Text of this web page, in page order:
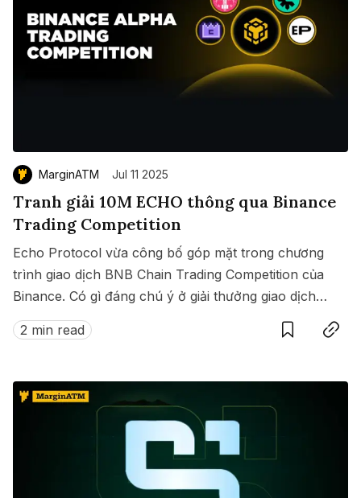
MarginATM Jul 11 2025
Tranh giải 10M ECHO thông qua Binance
Trading Competition
Echo Protocol vừa công bố góp mặt trong chương
trình giao dịch BNB Chain Trading Competition của
Binance. Có gì đáng chú ý ở giải thưởng giao dịch
này?
2 min read
SaveCopy link